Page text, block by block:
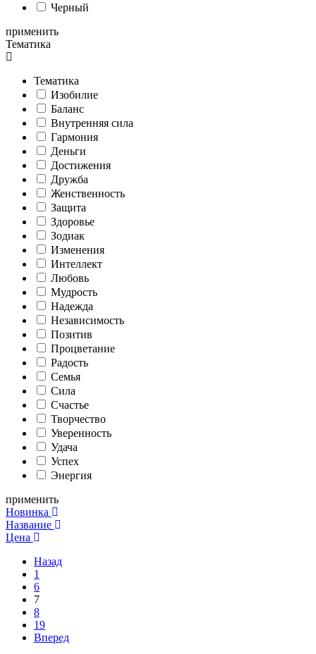
Черный
применить
Тематика
Тематика
Изобилие
Баланс
Внутренняя сила
Гармония
Деньги
Достижения
Дружба
Женственность
Защита
Здоровье
Зодиак
Изменения
Интеллект
Любовь
Мудрость
Надежда
Независимость
Позитив
Процветание
Радость
Семья
Сила
Счастье
Творчество
Уверенность
Удача
Успех
Энергия
применить
Новинка
Название
Цена
Назад
1
6
7
8
19
Вперед